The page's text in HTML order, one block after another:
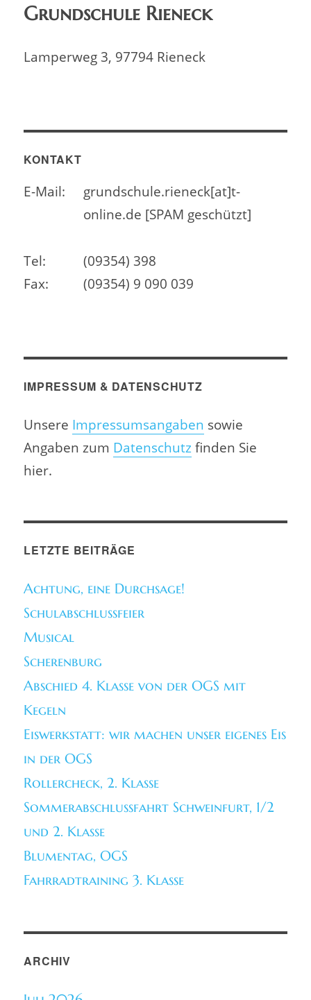
Grundschule Rieneck
Lamperweg 3, 97794 Rieneck
KONTAKT
E-Mail:
grundschule.rieneck[at]t-
online.de [SPAM geschützt]
Tel:
(09354) 398
Fax:
(09354) 9 090 039
IMPRESSUM & DATENSCHUTZ
Unsere Impressumsangaben sowie
Angaben zum Datenschutzfinden Sie
hier.
LETZTE BEITRÄGE
Achtung, eine Durchsage!
Schulabschlussfeier
Musical
Scherenburg
Abschied 4. Klasse von der OGS mit
Kegeln
Eiswerkstatt: wir machen unser eigenes Eis
in der OGS
Rollercheck, 2. Klasse
Sommerabschlussfahrt Schweinfurt, 1/2
und 2. Klasse
Blumentag, OGS
Fahrradtraining 3. Klasse
ARCHIV